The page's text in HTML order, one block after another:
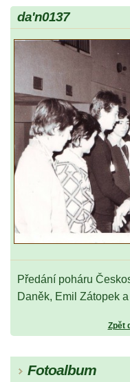
da'n0137
Předání poháru
Daněk, Emil Zátopek
Zpět
Fotoalbum